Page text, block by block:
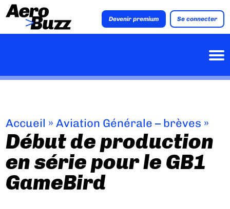
Devenir premium Se connecter
Accueil »Aviation Générale – brèves »
Début de production
en série pour le GB1
GameBird